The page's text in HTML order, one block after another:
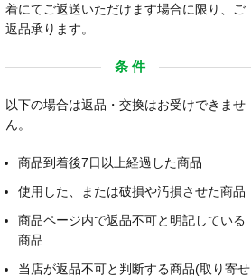
着にてご返送いただけます場合に限り、ご
返品承ります。
条 件
以下の場合は返品・交換はお受けできませ
ん。
商品到着後7日以上経過した商品
使用した、または破損や汚損させた商品
商品ページ内で返品不可と明記している
商品
当店が返品不可と判断する商品(取り寄せ